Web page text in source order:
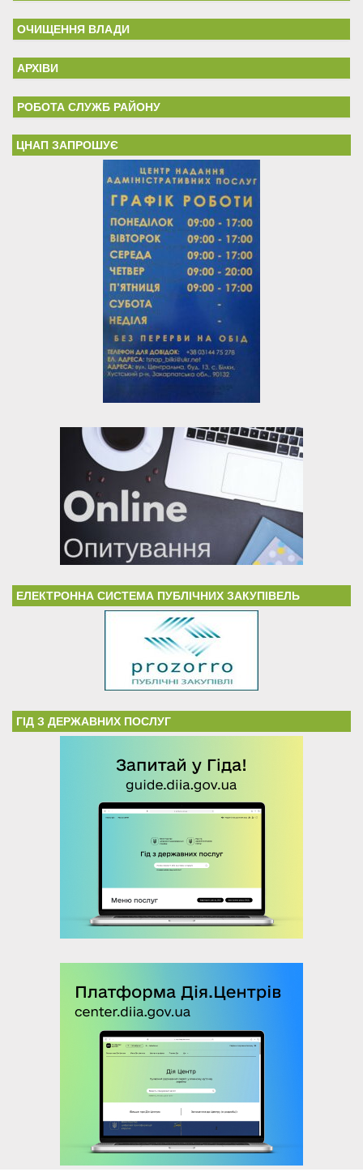
ОЧИЩЕННЯ ВЛАДИ
АРХІВИ
РОБОТА СЛУЖБ РАЙОНУ
ЦНАП ЗАПРОШУЄ
ЕЛЕКТРОННА СИСТЕМА ПУБЛІЧНИХ ЗАКУПІВЕЛЬ
ГІД З ДЕРЖАВНИХ ПОСЛУГ